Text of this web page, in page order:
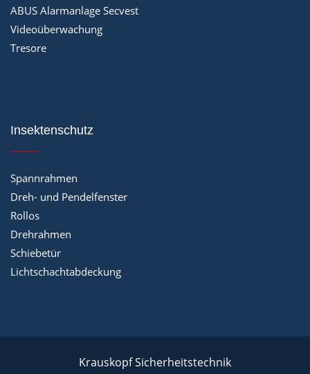
ABUS Alarmanlage Secvest
Videoüberwachung
Tresore
Insektenschutz
Spannrahmen
Dreh- und Pendelfenster
Rollos
Drehrahmen
Schiebetür
Lichtschachtabdeckung
Krauskopf Sicherheitstechnik